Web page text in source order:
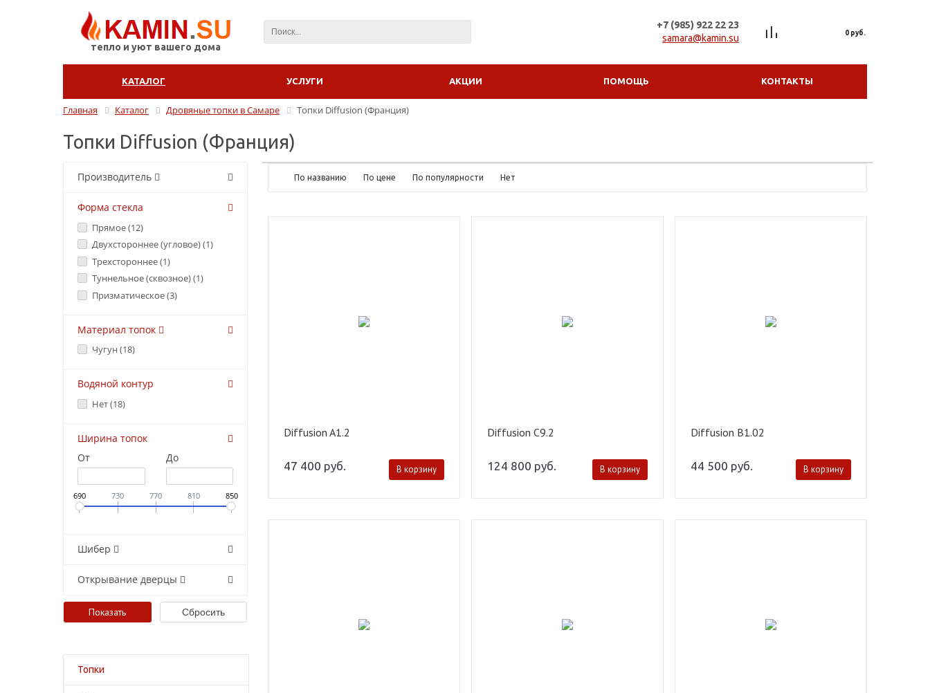
тепло и уют вашего дома
+7 (985) 922 22 23
samara@kamin.su
0 руб.
КАТАЛОГ УСЛУГИ АКЦИИ ПОМОЩЬ КОНТАКТЫ
Главная Каталог Дровяные топки в Самаре Топки Diffusion (Франция)
Топки Diffusion (Франция)
Производитель
Форма стекла
Прямое (12)
Двухстороннее (угловое) (1)
Трехстороннее (1)
Туннельное (сквозное) (1)
Призматическое (3)
Материал топок
Чугун (18)
Водяной контур
Нет (18)
Ширина топок
От
До
690 730 770 810 850
Шибер
Открывание дверцы
Топки
По названию По цене По популярности Нет
Diffusion A1.2
47 400 руб. В корзину
Diffusion С9.2
124 800 руб. В корзину
Diffusion B1.02
44 500 руб. В корзину